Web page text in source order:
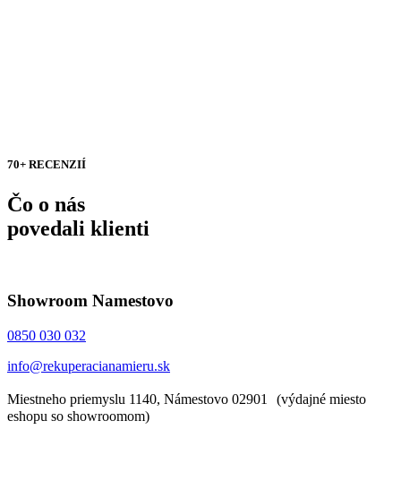
70+ RECENZIÍ
Čo o nás
povedali klienti
Showroom Namestovo
0850 030 032
info@rekuperacianamieru.sk
Miestneho priemyslu 1140, Námestovo 02901 (výdajné miesto
eshopu so showroomom)